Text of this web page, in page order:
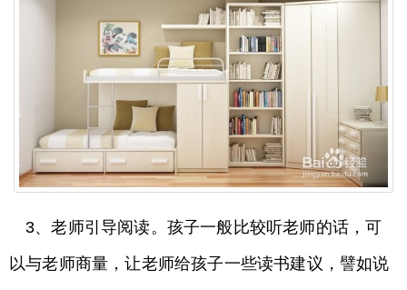
3、老师引导阅读。孩子一般比较听老师的话，可
以与老师商量，让老师给孩子一些读书建议，譬如说